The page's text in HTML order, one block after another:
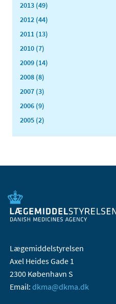
2013 (49)
2012 (44)
2011 (13)
2010 (7)
2009 (14)
2008 (8)
2007 (3)
2006 (9)
2005 (2)
Lægemiddelstyrelsen
Axel Heides Gade 1
2300 København S
Email: dkma@dkma.dk